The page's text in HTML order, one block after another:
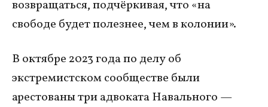
возвращаться, подчёркивая, что «на
свободе будет полезнее, чем в колонии».
В октябре 2023 года по делу об
экстремистском сообществе были
арестованы три адвоката Навального —